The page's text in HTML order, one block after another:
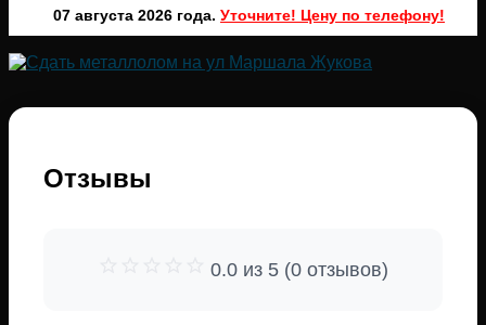
07 августа 2026 года. Уточните! Цену по телефону!
Отзывы
0.0 из 5 (0 отзывов)